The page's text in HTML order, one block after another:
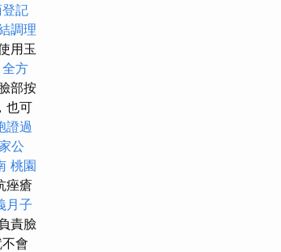
記
調理
用玉
全方
部按
也可
證過
公
桃園
痤瘡
月子
責臉
會